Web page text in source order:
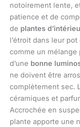
notoirement lente,
patience et de
de plantes
l’étroit dans leur
comme un
d’une bonne
ne doivent être
complètement sec.
céramiques et
Accrochée en
plante apporte une